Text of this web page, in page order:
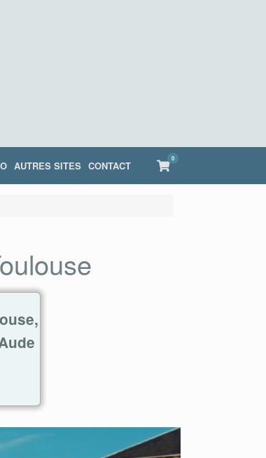
AUTRES SITES CONTACT View
shopping
cart
0